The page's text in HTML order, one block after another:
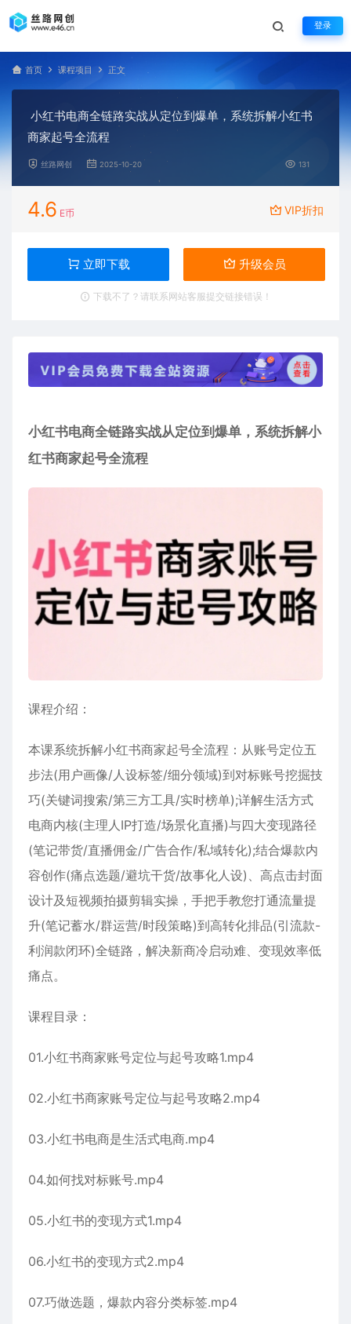
登录
首页 课程项目 正文
小红书电商全链路实战从定位到爆单，系统拆解小红书
商家起号全流程
丝路网创 2025-10-20 131
4.6 E币 VIP折扣
立即下载 升级会员
下载不了？请联系网站客服提交链接错误！
小红书电商全链路实战从定位到爆单，系统拆解小
红书商家起号全流程
课程介绍：
本课系统拆解小红书商家起号全流程 ：从账号定位五
步法(用户画像/人设标签/细分领域)到对标账号挖掘技
巧(关键词搜索/第三方工具/实时榜单);详解生活方式
电商内核(主理人IP打造/场景化直播)与四大变现路径
(笔记带货/直播佣金/广告合作/私域转化);结合爆款内
容创作(痛点选题/避坑干货/故事化人设)、高点击封面
设计及短视频拍摄剪辑实操，手把手教您打通流量提
升(笔记蓄水/群运营/时段策略)到高转化排品(引流款-
利润款闭环)全链路，解决新商冷启动难、变现效率低
痛点。
课程目录：
01.小红书商家账号定位与起号攻略1.mp4
02.小红书商家账号定位与起号攻略2.mp4
03.小红书电商是生活式电商.mp4
04.如何找对标账号.mp4
05.小红书的变现方式1.mp4
06.小红书的变现方式2.mp4
07.巧做选题，爆款内容分类标签.mp4